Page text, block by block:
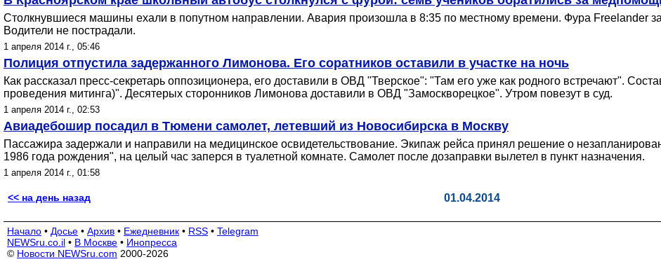
Столкнувшиеся машины ехали в попутном направлении. Авария произошла в 8:35 по местному времени. Фура Freelander
Водители не пострадали.
1 апреля 2014 г., 05:46
Полиция отпустила задержанного Лимонова. Его соратников оставили в участке на ночь
Как рассказал пресс-секретарь оппозиционера, его доставили в ОВД "Тверское": "Там его уже как родного встречают".
проведения митинга)". Десятерых сторонников Лимонова доставили в ОВД "Замоскворецкое". Утром повезут в суд.
1 апреля 2014 г., 02:53
Авиадебошир посадил в Тюмени самолет, летевший из Новосибирска в Москву
Пассажира задержали и направили на медицинское освидетельствование. Экипаж рейса принял решение о
1986 года рождения", на целый час заперся в туалетной комнате. Самолет после дозаправки вылетел в пункт назначения.
1 апреля 2014 г., 01:58
<< на день назад 01.04.2014
Начало • Досье • Архив • Ежедневник • RSS • Telegram
NEWSru.co.il • В Москве • Инопресса
© Новости NEWSru.com 2000-2026